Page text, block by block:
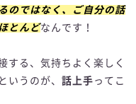
のではなく、ご自分の話
とんどなんです！
する、気持ちよく楽しく
いうのが、話上手 ってこ